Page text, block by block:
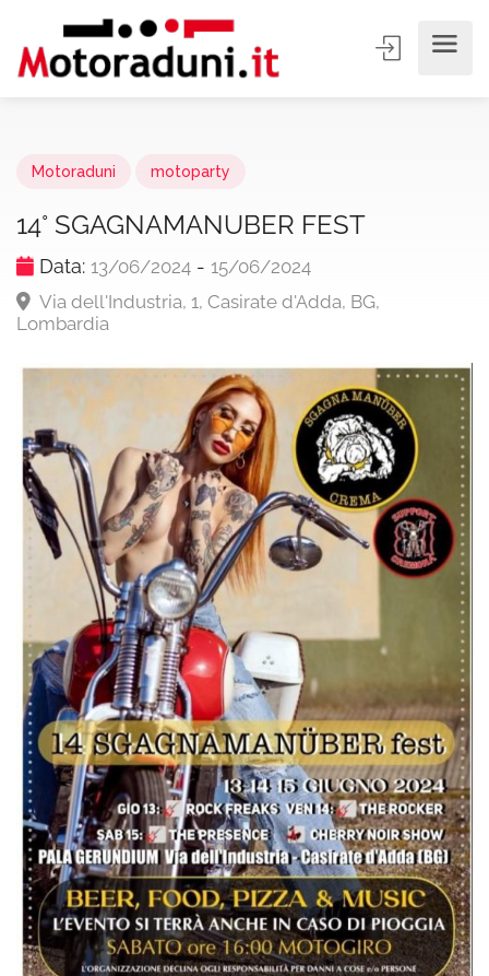
Motoraduni motoparty
14° SGAGNAMANUBER FEST
Data: 13/06/2024 - 15/06/2024
Via dell'Industria, 1, Casirate d'Adda, BG,
Lombardia